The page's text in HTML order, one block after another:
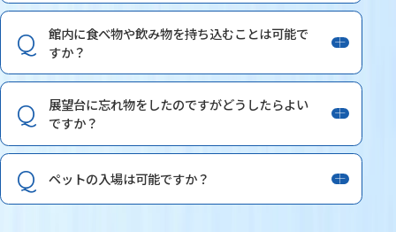
館内に食べ物や飲み物を持ち込むことは可能で
すか？
展望台に忘れ物をしたのですがどうしたらよい
ですか？
ペットの入場は可能ですか？